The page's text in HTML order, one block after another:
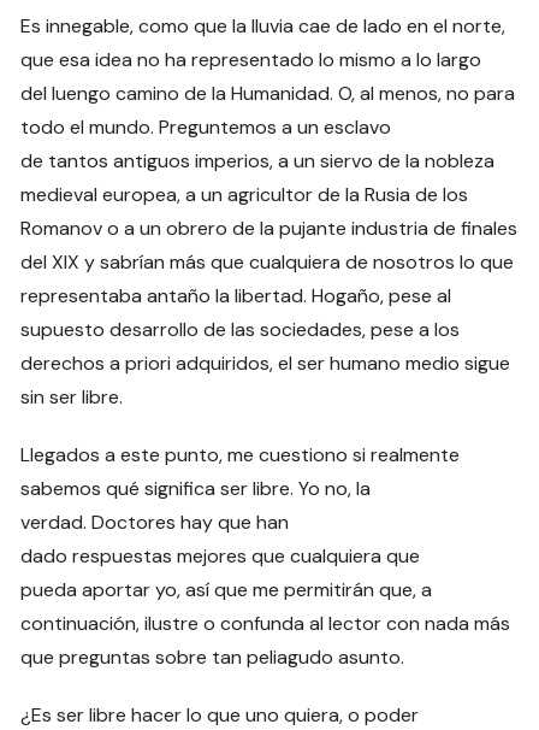
Es innegable, como que la lluvia cae de lado en el norte,
que esa idea no ha representado lo mismo a lo largo
del luengo camino de la Humanidad. O, al menos, no para
todo el mundo. Preguntemos a un esclavo
de tantos antiguos imperios, a un siervo de la nobleza
medieval europea, a un agricultor de la Rusia de los
Romanov o a un obrero de la pujante industria de finales
del XIX y sabrían más que cualquiera de nosotros lo que
representaba antaño la libertad. Hogaño, pese al
supuesto desarrollo de las sociedades, pese a los
derechos a priori adquiridos, el ser humano medio sigue
sin ser libre.
Llegados a este punto, me cuestiono si realmente
sabemos qué significa ser libre. Yo no, la
verdad. Doctores hay que han
dado respuestas mejores que cualquiera que
pueda aportar yo, así que me permitirán que, a
continuación, ilustre o confunda al lector con nada más
que preguntas sobre tan peliagudo asunto.
¿Es ser libre hacer lo que uno quiera, o poder